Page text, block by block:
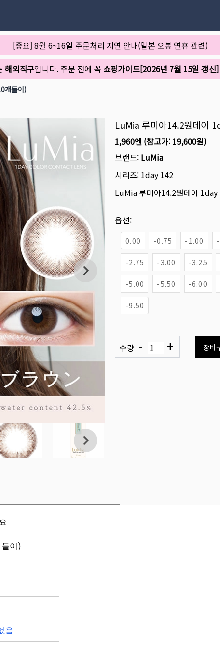
[중요] 8월 6~16일 주문처리 지연 안내(일본 오봉 연휴 관련)
해외직구입니다. 주문 전에 꼭 쇼핑가이드[2026년 7월 15일 갱신]
개들이)
LuMia 루미아14.2원데이
1,960엔 (참고가: 19,600원)
브랜드: LuMia
시리즈: 1day 142
LuMia 루미아14.2원데이
옵션:
0.00 -0.75 -1.00
-2.75 -3.00 -3.25
-5.00 -5.50 -6.00
-9.50
수량 - + 장바
이)
음